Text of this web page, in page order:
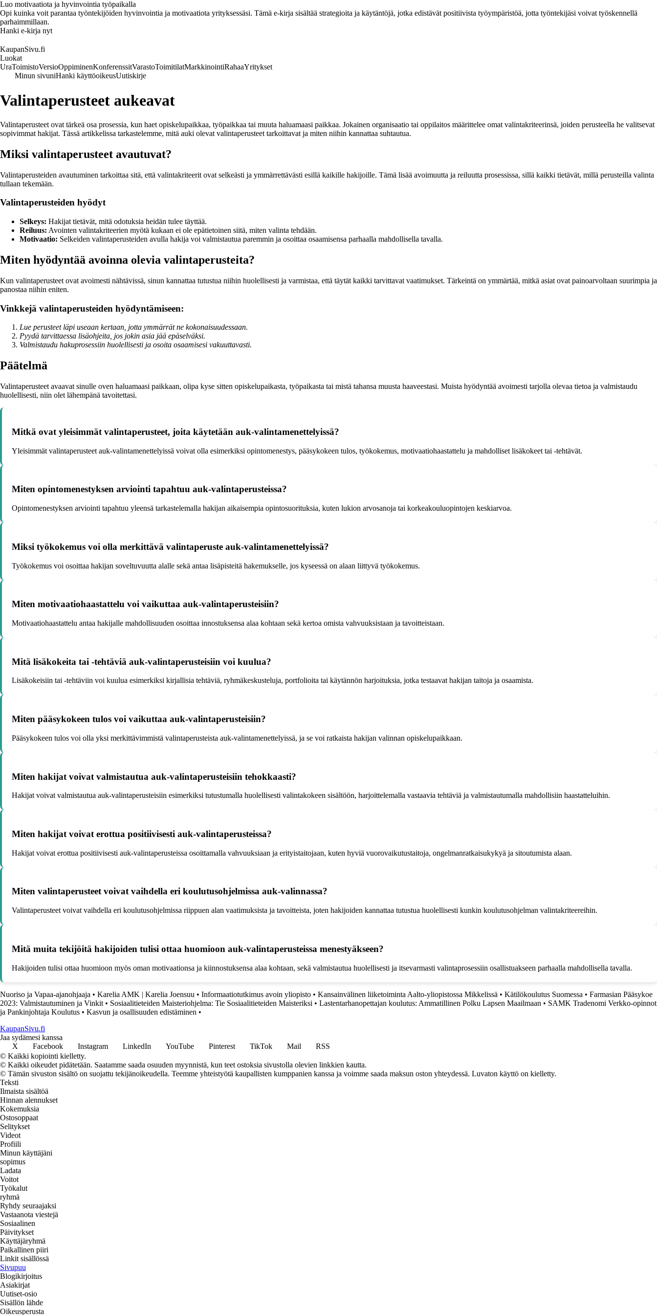
Luo motivaatiota ja hyvinvointia työpaikalla
Opi kuinka voit parantaa työntekijöiden hyvinvointia ja motivaatiota yrityksessäsi. Tämä e-kirja sisältää strategioita ja käytäntöjä, jotka edistävät positiivista työympäristöä, jotta työntekijäsi voivat työskennellä
parhaimmillaan.
Hanki e-kirja nyt
KaupanSivu.fi
Luokat
UraToimistoVersioOppiminenKonferenssitVarastoToimitilatMarkkinointiRahaaYritykset
Minun sivuniHanki käyttöoikeusUutiskirje
Valintaperusteet aukeavat
Valintaperusteet ovat tärkeä osa prosessia, kun haet opiskelupaikkaa, työpaikkaa tai muuta haluamaasi paikkaa. Jokainen organisaatio tai oppilaitos määrittelee omat valintakriteerinsä, joiden perusteella he valitsevat
sopivimmat hakijat. Tässä artikkelissa tarkastelemme, mitä auki olevat valintaperusteet tarkoittavat ja miten niihin kannattaa suhtautua.
Miksi valintaperusteet avautuvat?
Valintaperusteiden avautuminen tarkoittaa sitä, että valintakriteerit ovat selkeästi ja ymmärrettävästi esillä kaikille hakijoille. Tämä lisää avoimuutta ja reiluutta prosessissa, sillä kaikki tietävät, millä perusteilla valinta
tullaan tekemään.
Valintaperusteiden hyödyt
Selkeys: Hakijat tietävät, mitä odotuksia heidän tulee täyttää.
Reiluus: Avointen valintakriteerien myötä kukaan ei ole epätietoinen siitä, miten valinta tehdään.
Motivaatio: Selkeiden valintaperusteiden avulla hakija voi valmistautua paremmin ja osoittaa osaamisensa parhaalla mahdollisella tavalla.
Miten hyödyntää avoinna olevia valintaperusteita?
Kun valintaperusteet ovat avoimesti nähtävissä, sinun kannattaa tutustua niihin huolellisesti ja varmistaa, että täytät kaikki tarvittavat vaatimukset. Tärkeintä on ymmärtää, mitkä asiat ovat painoarvoltaan suurimpia ja
panostaa niihin eniten.
Vinkkejä valintaperusteiden hyödyntämiseen:
Lue perusteet läpi useaan kertaan, jotta ymmärrät ne kokonaisuudessaan.
Pyydä tarvittaessa lisäohjeita, jos jokin asia jää epäselväksi.
Valmistaudu hakuprosessiin huolellisesti ja osoita osaamisesi vakuuttavasti.
Päätelmä
Valintaperusteet avaavat sinulle oven haluamaasi paikkaan, olipa kyse sitten opiskelupaikasta, työpaikasta tai mistä tahansa muusta haaveestasi. Muista hyödyntää avoimesti tarjolla olevaa tietoa ja valmistaudu
huolellisesti, niin olet lähempänä tavoitettasi.
Mitkä ovat yleisimmät valintaperusteet, joita käytetään auk-valintamenettelyissä?
Yleisimmät valintaperusteet auk-valintamenettelyissä voivat olla esimerkiksi opintomenestys, pääsykokeen tulos, työkokemus, motivaatiohaastattelu ja mahdolliset lisäkokeet tai -tehtävät.
Miten opintomenestyksen arviointi tapahtuu auk-valintaperusteissa?
Opintomenestyksen arviointi tapahtuu yleensä tarkastelemalla hakijan aikaisempia opintosuorituksia, kuten lukion arvosanoja tai korkeakouluopintojen keskiarvoa.
Miksi työkokemus voi olla merkittävä valintaperuste auk-valintamenettelyissä?
Työkokemus voi osoittaa hakijan soveltuvuutta alalle sekä antaa lisäpisteitä hakemukselle, jos kyseessä on alaan liittyvä työkokemus.
Miten motivaatiohaastattelu voi vaikuttaa auk-valintaperusteisiin?
Motivaatiohaastattelu antaa hakijalle mahdollisuuden osoittaa innostuksensa alaa kohtaan sekä kertoa omista vahvuuksistaan ja tavoitteistaan.
Mitä lisäkokeita tai -tehtäviä auk-valintaperusteisiin voi kuulua?
Lisäkokeisiin tai -tehtäviin voi kuulua esimerkiksi kirjallisia tehtäviä, ryhmäkeskusteluja, portfolioita tai käytännön harjoituksia, jotka testaavat hakijan taitoja ja osaamista.
Miten pääsykokeen tulos voi vaikuttaa auk-valintaperusteisiin?
Pääsykokeen tulos voi olla yksi merkittävimmistä valintaperusteista auk-valintamenettelyissä, ja se voi ratkaista hakijan valinnan opiskelupaikkaan.
Miten hakijat voivat valmistautua auk-valintaperusteisiin tehokkaasti?
Hakijat voivat valmistautua auk-valintaperusteisiin esimerkiksi tutustumalla huolellisesti valintakokeen sisältöön, harjoittelemalla vastaavia tehtäviä ja valmistautumalla mahdollisiin haastatteluihin.
Miten hakijat voivat erottua positiivisesti auk-valintaperusteissa?
Hakijat voivat erottua positiivisesti auk-valintaperusteissa osoittamalla vahvuuksiaan ja erityistaitojaan, kuten hyviä vuorovaikutustaitoja, ongelmanratkaisukykyä ja sitoutumista alaan.
Miten valintaperusteet voivat vaihdella eri koulutusohjelmissa auk-valinnassa?
Valintaperusteet voivat vaihdella eri koulutusohjelmissa riippuen alan vaatimuksista ja tavoitteista, joten hakijoiden kannattaa tutustua huolellisesti kunkin koulutusohjelman valintakriteereihin.
Mitä muita tekijöitä hakijoiden tulisi ottaa huomioon auk-valintaperusteissa menestyäkseen?
Hakijoiden tulisi ottaa huomioon myös oman motivaationsa ja kiinnostuksensa alaa kohtaan, sekä valmistautua huolellisesti ja itsevarmasti valintaprosessiin osallistuakseen parhaalla mahdollisella tavalla.
Nuoriso ja Vapaa-ajanohjaaja • Karelia AMK | Karelia Joensuu • Informaatiotutkimus avoin yliopisto • Kansainvälinen liiketoiminta Aalto-yliopistossa Mikkelissä • Kätilökoulutus Suomessa • Farmasian Pääsykoe
2023: Valmistautuminen ja Vinkit • Sosiaalitieteiden Maisteriohjelma: Tie Sosiaalitieteiden Maisteriksi • Lastentarhanopettajan koulutus: Ammatillinen Polku Lapsen Maailmaan • SAMK Tradenomi Verkko-opinnot
ja Pankinjohtaja Koulutus • Kasvun ja osallisuuden edistäminen •
KaupanSivu.fi
Jaa sydämesi kanssa
X
Facebook Instagram LinkedIn YouTube Pinterest TikTok Mail
RSS
© Kaikki kopiointi kielletty.
© Kaikki oikeudet pidätetään. Saatamme saada osuuden myynnistä, kun teet ostoksia sivustolla olevien linkkien kautta.
© Tämän sivuston sisältö on suojattu tekijänoikeudella. Teemme yhteistyötä kaupallisten kumppanien kanssa ja voimme saada maksun oston yhteydessä. Luvaton käyttö on kielletty.
Teksti
Ilmaista sisältöä
Hinnan alennukset
Kokemuksia
Ostosoppaat
Selitykset
Videot
Profiili
Minun käyttäjäni
sopimus
Ladata
Voitot
Työkalut
ryhmä
Ryhdy seuraajaksi
Vastaanota viestejä
Sosiaalinen
Päivitykset
Käyttäjäryhmä
Paikallinen piiri
Linkit sisällössä
Sivupuu
Blogikirjoitus
Asiakirjat
Uutiset-osio
Sisällön lähde
Oikeusperusta